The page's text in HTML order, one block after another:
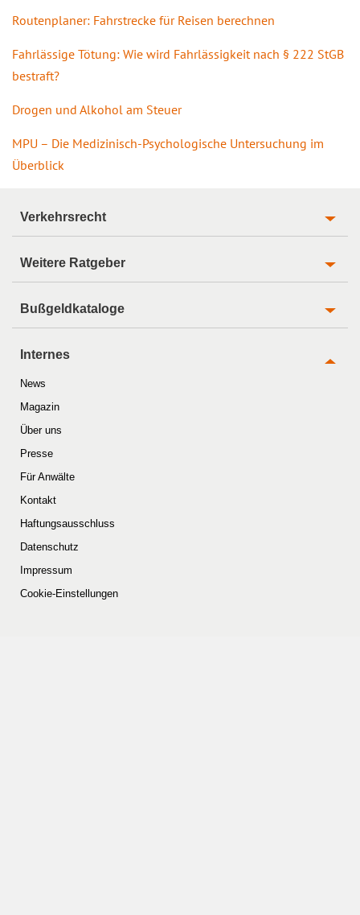
Routenplaner: Fahrstrecke für Reisen berechnen
Fahrlässige Tötung: Wie wird Fahrlässigkeit nach § 222 StGB
bestraft?
Drogen und Alkohol am Steuer
MPU – Die Medizinisch-Psychologische Untersuchung im
Überblick
Verkehrsrecht
Weitere Ratgeber
Bußgeldkataloge
Internes
News
Magazin
Über uns
Presse
Für Anwälte
Kontakt
Haftungsausschluss
Datenschutz
Impressum
Cookie-Einstellungen